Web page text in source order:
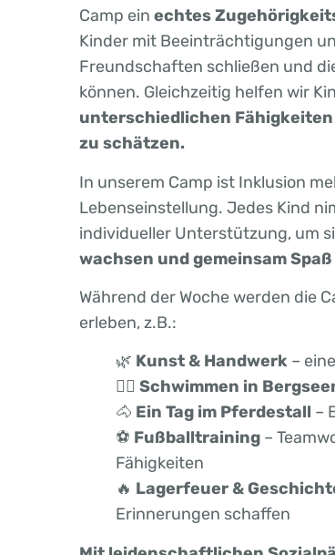
Camp ein echtes
Kinder mit Beeinträchtigungen
Freundschaften schließen und
können. Gleichzeitig helfen wir
unterschiedlichen
zu schätzen.
In unserem Camp ist Inklusion
Lebenseinstellung. Jedes Kind
individueller Unterstützung, um
wachsen und gemeinsam
Während der Woche werden die
erleben, z.B.:
🌿 Kunst & Handwerk–
🏊‍♂️ Schwimmen in
🐴 Ein Tag im Pferdestall –
⚽ Fußballtraining –
Fähigkeiten
🔥 Lagerfeuer &
Erinnerungen schaffen